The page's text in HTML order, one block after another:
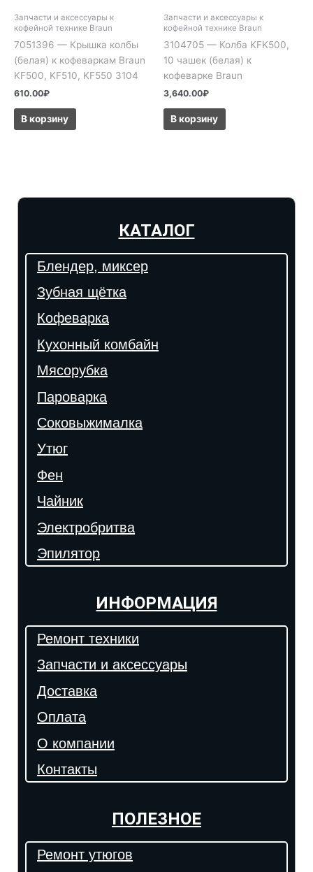
Запчасти и аксессуары к
кофейной технике Braun
7051396 — Крышка колбы
(белая) к кофеваркам Braun
KF500, KF510, KF550 3104
610.00₽
В корзину
Запчасти и аксессуары к
кофейной технике Braun
3104705 — Колба KFK500,
10 чашек (белая) к
кофеварке Braun
3,640.00₽
В корзину
КАТАЛОГ
Блендер, миксер
Зубная щётка
Кофеварка
Кухонный комбайн
Мясорубка
Пароварка
Соковыжималка
Утюг
Фен
Чайник
Электробритва
Эпилятор
ИНФОРМАЦИЯ
Ремонт техники
Запчасти и аксессуары
Доставка
Оплата
О компании
Контакты
ПОЛЕЗНОЕ
Ремонт утюгов